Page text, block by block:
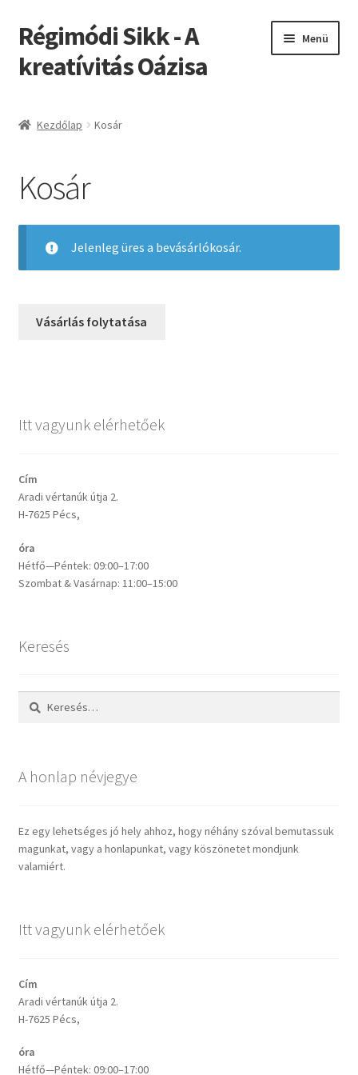
Ugrás
a
navigációhoz
Kilépés
a
tartalomba
Régimódi Sikk - A
kreatívitás Oázisa
Menü
Elérhetőség
Hírek, események
Kezdőoldal szekció
Kosár
Üzlet
Kezdőlap Kosár
Kosár
Jelenleg üres a bevásárlókosár.
Vásárlás folytatása
Itt vagyunk elérhetőek
Cím
Aradi vértanúk útja 2.
H-7625 Pécs,
óra
Hétfő—Péntek: 09:00–17:00
Szombat & Vasárnap: 11:00–15:00
Keresés
Keresés:
A honlap névjegye
Ez egy lehetséges jó hely ahhoz, hogy néhány szóval bemutassuk
magunkat, vagy a honlapunkat, vagy köszönetet mondjunk
valamiért.
Itt vagyunk elérhetőek
Cím
Aradi vértanúk útja 2.
H-7625 Pécs,
óra
Hétfő—Péntek: 09:00–17:00